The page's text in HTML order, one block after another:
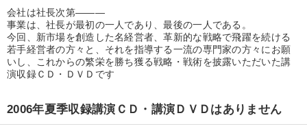
全国経営者セミナー講演収録物（全1315タイトル）からお探しいただけ
ます
カテゴリー
優秀各社の智恵と戦略 事業家のロマンと経営
会社は社長次第―――
事業は、社長が最初の一人であり、最後の一人である。
今回、新市場を創造した名経営者、革新的な戦略で飛躍を続ける
若手経営者の方々と、それを指導する一流の専門家の方々にお願
いし、これからの繁栄を勝ち獲る戦略・戦術を披露いただいた講
演収録ＣＤ・ＤＶＤです
2006年夏季収録講演ＣＤ・講演ＤＶＤはありません